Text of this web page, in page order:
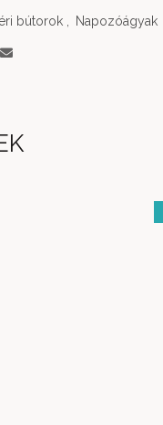
bútorok Napozóágyak